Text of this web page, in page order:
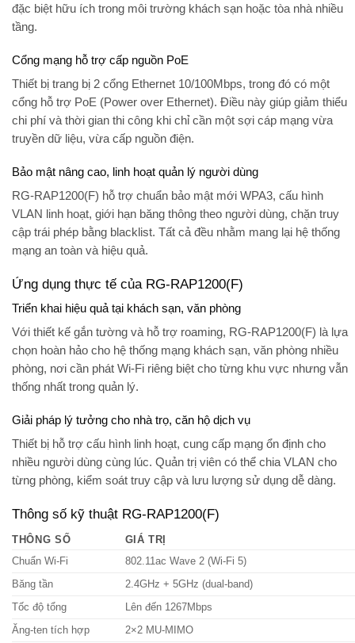
đặc biệt hữu ích trong môi trường khách sạn hoặc tòa nhà nhiều
tầng.
Cổng mạng hỗ trợ cấp nguồn PoE
Thiết bị trang bị 2 cổng Ethernet 10/100Mbps, trong đó có một
cổng hỗ trợ PoE (Power over Ethernet). Điều này giúp giảm thiểu
chi phí và thời gian thi công khi chỉ cần một sợi cáp mạng vừa
truyền dữ liệu, vừa cấp nguồn điện.
Bảo mật nâng cao, linh hoạt quản lý người dùng
RG-RAP1200(F) hỗ trợ chuẩn bảo mật mới WPA3, cấu hình
VLAN
linh hoạt, giới hạn băng thông theo người dùng, chặn truy
cập trái phép bằng blacklist. Tất cả đều nhằm mang lại hệ thống
mạng an toàn và hiệu quả.
Ứng dụng thực tế của RG-RAP1200(F)
Triển khai hiệu quả tại khách sạn, văn phòng
Với thiết kế gắn tường và hỗ trợ roaming, RG-RAP1200(F) là lựa
chọn hoàn hảo cho hệ thống mạng khách sạn, văn phòng nhiều
phòng, nơi cần phát Wi-Fi riêng biệt cho từng khu vực nhưng vẫn
thống nhất trong quản lý.
Giải pháp lý tưởng cho nhà trọ, căn hộ dịch vụ
Thiết bị hỗ trợ cấu hình linh hoạt, cung cấp mạng ổn định cho
nhiều người dùng cùng lúc. Quản trị viên có thể chia VLAN cho
từng phòng, kiểm soát truy cập và lưu lượng sử dụng dễ dàng.
Thông số kỹ thuật RG-RAP1200(F)
THÔNG SỐ
GIÁ TRỊ
Chuẩn Wi-Fi
802.11ac Wave 2 (Wi-Fi 5)
Băng tần
2.4GHz + 5GHz (dual-band)
Tốc độ tổng
Lên đến 1267Mbps
Ăng-ten tích hợp
2×2 MU-MIMO